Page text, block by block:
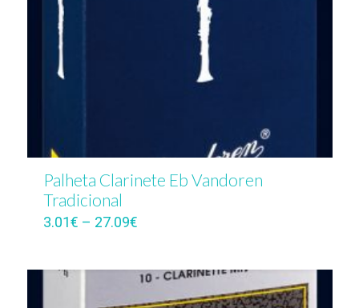
Palheta Clarinete Eb Vandoren
Tradicional
3.01€ – 27.09€